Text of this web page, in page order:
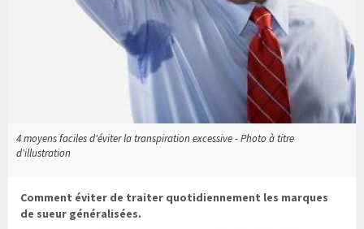
4 moyens faciles d'éviter la transpiration excessive - Photo à titre
d'illustration
Comment éviter de traiter quotidiennement les marques
de sueur généralisées.